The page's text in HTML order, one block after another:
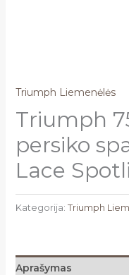
Triumph Liemenėlės
Triumph
persiko
Lace
Kategorija: Triumph
Aprašymas